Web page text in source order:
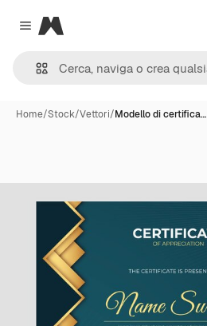
Close menu
Magnific
Home/Stock/Vettori/Modello di certifica…